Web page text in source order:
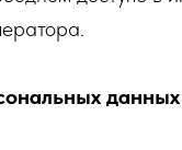
данных